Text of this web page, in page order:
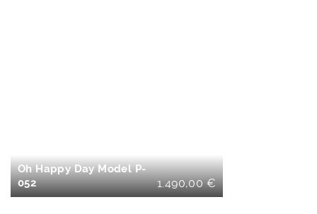
Oh Happy Day Model P-
052
1.490,00€